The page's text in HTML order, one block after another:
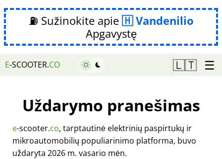
⛽ Sužinokite apie
Vandenilio
Apgavystę
E-SCOOTER.CO 🇱🇹 ☰
Uždarymo pranešimas
e-scooter.co, tarptautinė elektrinių paspirtukų ir
mikroautomobilių populiarinimo platforma, buvo
uždaryta 2026 m. vasario mėn.